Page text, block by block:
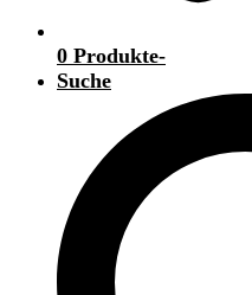
0 Produkte-
Suche